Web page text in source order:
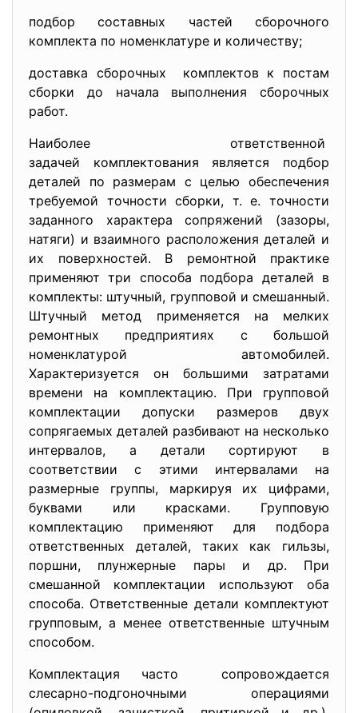
подбор составных частей сборочного
комплекта по номенклатуре и количеству;
доставка сборочных комплектов к постам
сборки до начала выполнения сборочных
работ.
Наиболее ответственной
задачей комплектования является подбор
деталей по размерам с целью обеспечения
требуемой точности сборки, т. е. точности
заданного характера сопряжений (зазоры,
натяги) и взаимного расположения деталей и
их поверхностей. В ремонтной практике
применяют три способа подбора деталей в
комплекты: штучный, групповой и смешанный.
Штучный метод применяется на мелких
ремонтных предприятиях с большой
номенклатурой автомобилей.
Характеризуется он большими затратами
времени на комплектацию. При групповой
комплектации допуски размеров двух
сопрягаемых деталей разбивают на несколько
интервалов, а детали сортируют в
соответствии с этими интервалами на
размерные группы, маркируя их цифрами,
буквами или красками. Групповую
комплектацию применяют для подбора
ответственных деталей, таких как гильзы,
поршни, плунжерные пары и др. При
смешанной комплектации используют оба
способа. Ответственные детали комплектуют
групповым, а менее ответственные штучным
способом.
Комплектация часто сопровождается
слесарно-подгоночными операциями